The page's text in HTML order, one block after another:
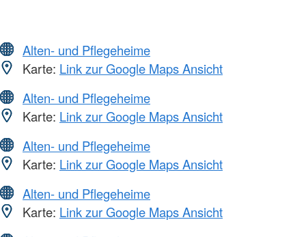
Alten- und Pflegeheime
Karte: Link zur Google Maps Ansicht
Alten- und Pflegeheime
Karte: Link zur Google Maps Ansicht
Alten- und Pflegeheime
Karte: Link zur Google Maps Ansicht
Alten- und Pflegeheime
Karte: Link zur Google Maps Ansicht